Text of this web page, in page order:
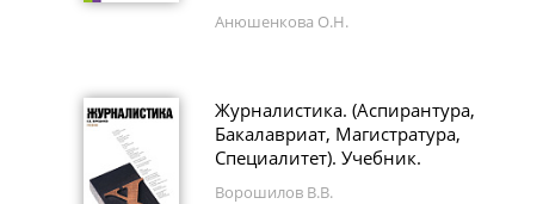
Анюшенкова О.Н.
Журналистика. (Аспирантура,
Бакалавриат, Магистратура,
Специалитет). Учебник.
Ворошилов В.В.